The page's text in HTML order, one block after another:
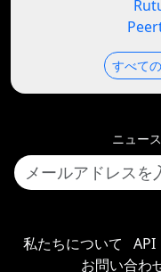
すべて
ニュー
私たちについて API
お問い合わ